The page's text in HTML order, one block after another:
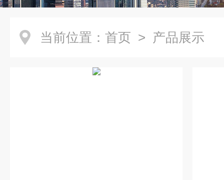
当前位置： 首页 > 产品展示